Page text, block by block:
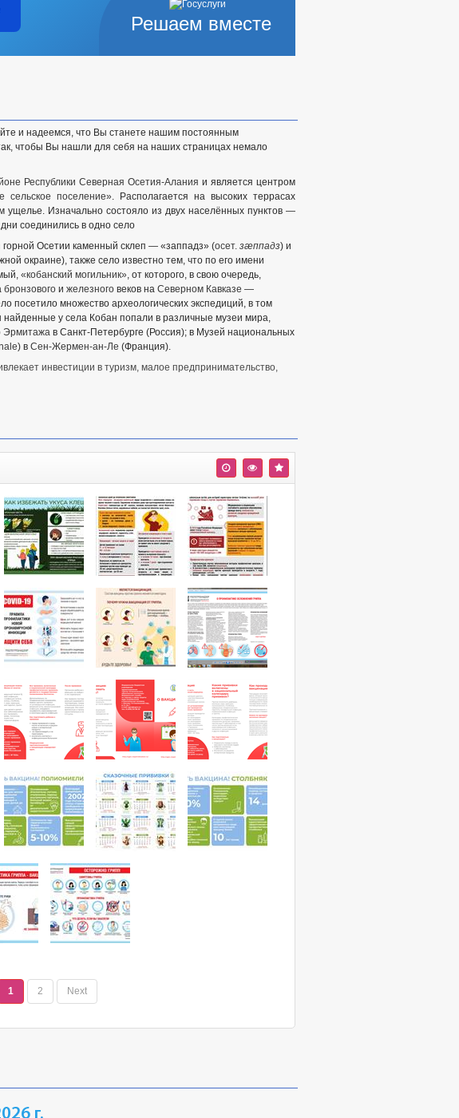
Решаем вместе
и надеемся, что Вы станете нашим постоянным
чтобы Вы нашли для себя на наших страницах немало
Республики Северная Осетия-Алания и является центром
сельское поселение». Располагается на высоких террасах
ущелье. Изначально состояло из двух населённых пунктов —
соединились в одно село
Осетии каменный склеп — «заппадз» (осет. зæппадз) и
окраине), также село известно тем, что по его имени
«кобанский могильник», от которого, в свою очередь,
бронзового и железного веков на Северном Кавказе —
посетило множество археологических экспедиций, в том
найденные у села Кобан попали в различные музеи мира,
Эрмитажа в Санкт-Петербурге (Россия); в Музей национальных
) в Сен-Жермен-ан-Ле (Франция).
инвестиции в туризм, малое предпринимательство,
1 2 Next